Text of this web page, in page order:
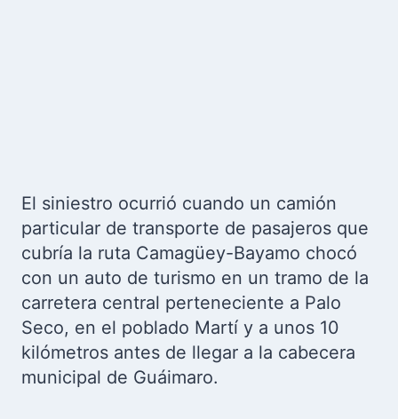
El siniestro ocurrió cuando un camión
particular de transporte de pasajeros que
cubría la ruta Camagüey-Bayamo chocó
con un auto de turismo en un tramo de la
carretera central perteneciente a Palo
Seco, en el poblado Martí y a unos 10
kilómetros antes de llegar a la cabecera
municipal de Guáimaro.